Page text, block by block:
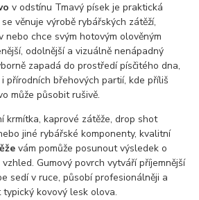
v odstínu Tmavý písek je praktická
věnuje výrobě rybářských zátěží,
nebo chce svým hotovým olověným
odolnější a vizuálně nenápadný
zapadá do prostředí písčitého dna,
přírodních břehových partií, kde příliš
může působit rušivě.
krmítka, kaprové zátěže, drop shot
jiné rybářské komponenty, kvalitní
vám pomůže posunout výsledek o
Gumový povrch vytváří příjemnější
sedí v ruce, působí profesionálněji a
kovový lesk olova.